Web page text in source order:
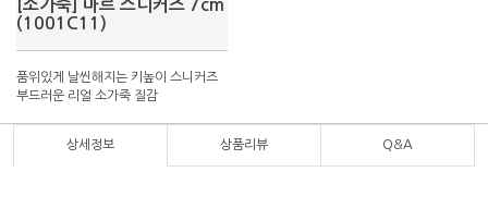
[소가죽] 마르 스니커즈 7cm
(1001C11)
품위있게 날씬해지는 키높이 스니커즈
부드러운 리얼 소가죽 질감
상세정보 상품리뷰 Q&A